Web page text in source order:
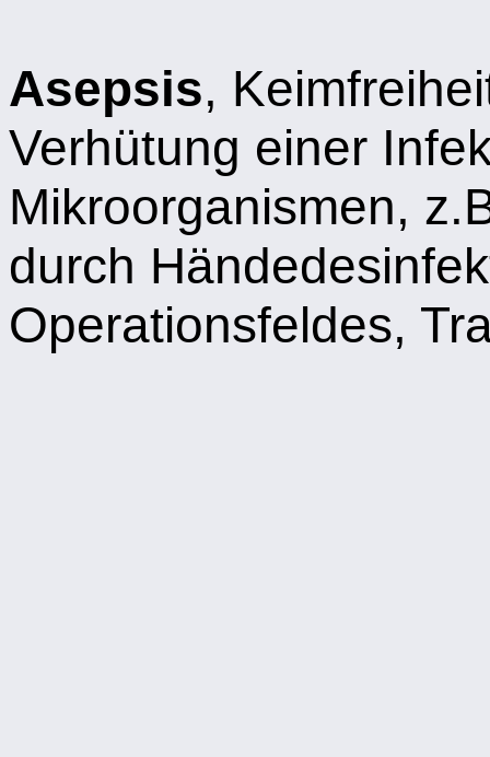
Asepsis,
Verhütung einer
Mikroorganismen,
durch
Operationsfeldes,